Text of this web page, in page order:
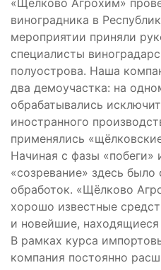
«Щёлково Агрохим»
виноградника в
мероприятии приняли
специалисты
полуострова. Наша
два демоучастка: на
обрабатывались
иностранного
применялись
Начиная с фазы «побеги»
«созревание» здесь было
обработок. «Щёлково
хорошо известные
и новейшие,
В рамках курса
компания постоянно